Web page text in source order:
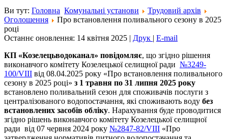
Ви тут: Головна Комунальні установи
Трудовий архів
Оголошення
Про встановлення поливального сезону в 2025
році
Останнє оновлення: 14 квітня 2025 | Друк | E-mail
КП «Козелецьводоканал» повідомляє, що згідно рішення
виконавчого комітету Козелецької селищної ради №3249-
100/VIII від 08.04.2025 року «Про встановлення поливального
сезону в 2025 році» з 1 травня по 31 липня 2025 року
встановлено поливальний сезон для споживачів послуги з
централізованого водопостачання, які споживають воду без
встановлених засобів обліку. Нарахування буде проводитися
згідно рішень виконавчого комітету Козелецької селищної
ради від 07 червня 2024 року №2847-82/VIII «Про